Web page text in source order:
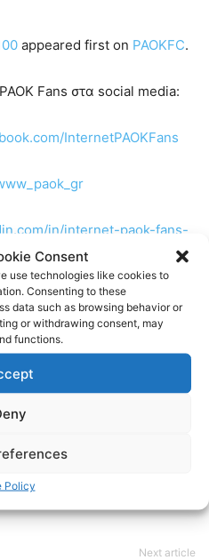
Consent
use technologies like cookies to
Consenting to these
data such as browsing behavior or
or withdrawing consent, may
functions.
Policy
appeared first on PAOKFC.
Fans στα social media:
InternetPAOKFans
in/internet-paok-fans-
internetpaokfans
Next article